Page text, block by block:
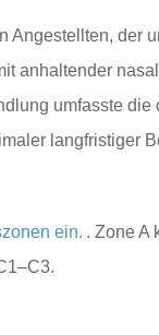
der
anhaltender
umfasste
langfristiger
ein. . Zone A